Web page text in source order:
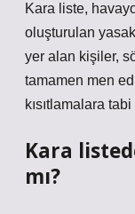
Kara liste,
oluşturulan
yer alan kişiler,
tamamen men
kısıtlamalara
Kara
mı?